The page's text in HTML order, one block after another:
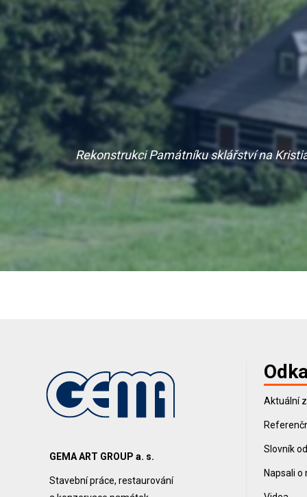
Rekonstrukci Památníku sklářství na
GEMA ART GROUP a. s.
Stavební práce, restaurování
Aktuální
Slovník
Napsali o